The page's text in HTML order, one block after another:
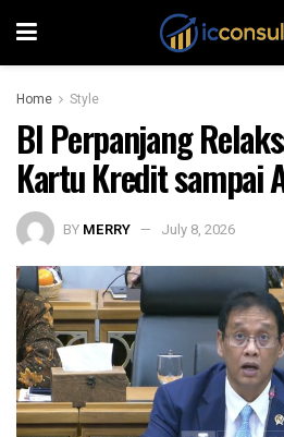
Home Style
BI Perpanjang
Kartu Kredit sampai
BY MERRY July 8, 2026